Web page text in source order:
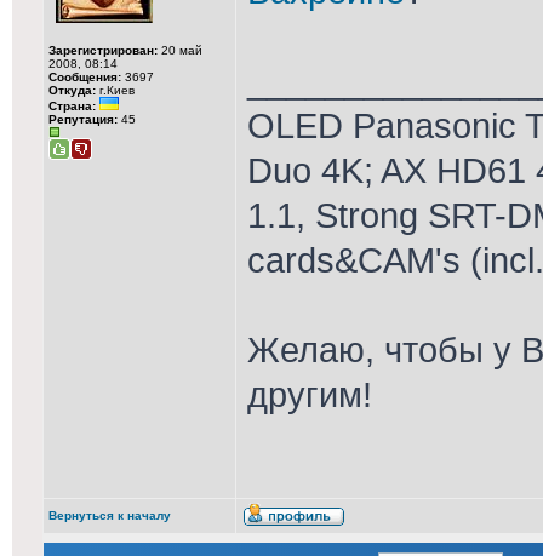
Зарегистрирован: 20 май
2008, 08:14
Сообщения: 3697
Откуда: г.Киев
Страна:
Репутация: 45
OLED Panasonic
Duo 4K; AX HD61
1.1, Strong SRT-
cards&CAM's
Желаю, чтобы у
другим!
Вернуться к началу